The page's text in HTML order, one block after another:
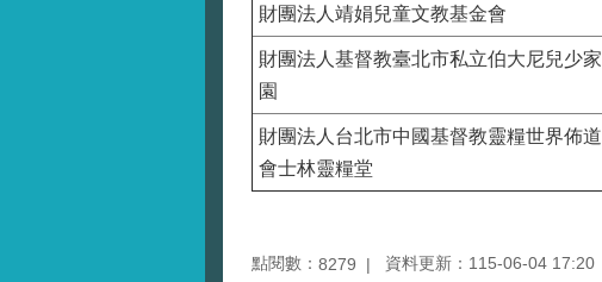
財團法人靖娟兒童文教基金會
財團法人基督教臺北市私立伯大尼兒少家
園
財團法人台北市中國基督教靈糧世界佈道
會士林靈糧堂
點閱數： 8279 資料更新：115-06-04 17:20